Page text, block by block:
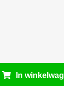
In